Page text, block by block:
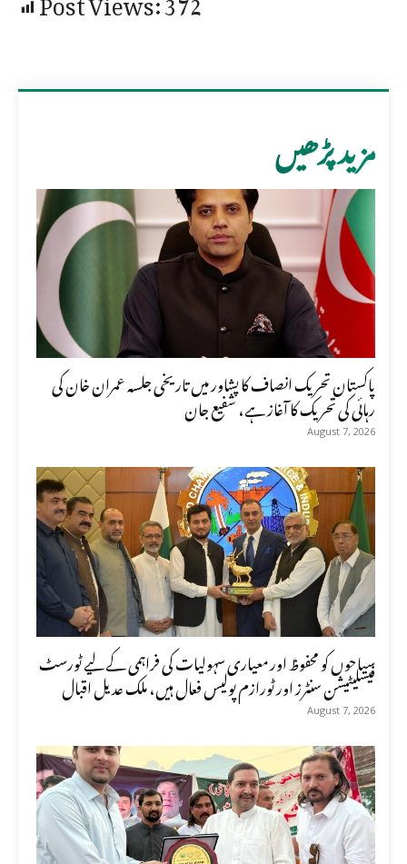
مزید پڑھیں
پاکستان تحریک انصاف کا پشاور میں تاریخی جلسہ عمران خان کی
رہائی کی تحریک کا آغاز ہے، شفیع جان
August 7, 2026
سیاحوں کو محفوظ اور معیاری سہولیات کی فراہمی کے لیے ٹورسٹ
فیسلیٹیشن سنٹرز اور ٹورازم پولیس فعال ہیں، ملک عدیل اقبال
August 7, 2026